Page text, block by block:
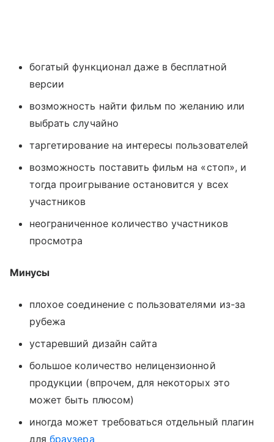
богатый функционал даже в бесплатной
версии
возможность найти фильм по желанию или
выбрать случайно
таргетирование на интересы пользователей
возможность поставить фильм на «стоп», и
тогда проигрывание остановится у всех
участников
неограниченное количество участников
просмотра
Минусы
плохое соединение с пользователями из-за
рубежа
устаревший дизайн сайта
большое количество нелицензионной
продукции (впрочем, для некоторых это
может быть плюсом)
иногда может требоваться отдельный плагин
длябраузера